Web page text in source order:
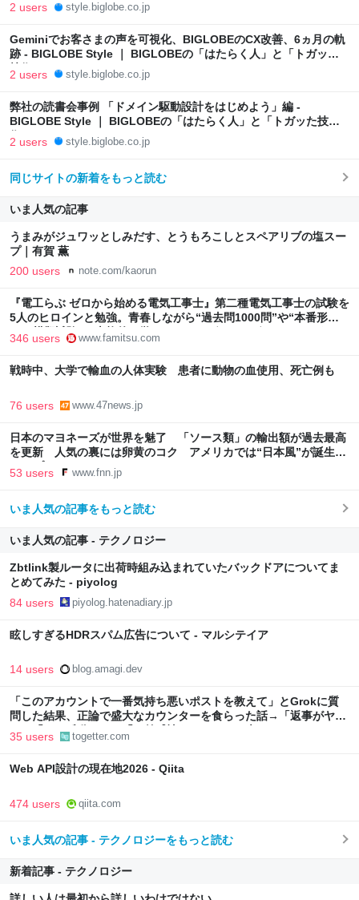
2 users style.biglobe.co.jp
Geminiでお客さまの声を可視化、BIGLOBEのCX改善、6ヵ月の軌
跡 - BIGLOBE Style ｜ BIGLOBEの「はたらく人」と「トガッた
技術」
2 users style.biglobe.co.jp
弊社の読書会事例 「ドメイン駆動設計をはじめよう」編 -
BIGLOBE Style ｜ BIGLOBEの「はたらく人」と「トガッた技
術」
2 users style.biglobe.co.jp
同じサイトの新着をもっと読む
いま人気の記事
うまみがジュワッとしみだす、とうもろこしとスペアリブの塩スー
プ｜有賀 薫
200 users note.com/kaorun
『電工らぶ ゼロから始める電気工事士』第二種電気工事士の試験を
5人のヒロインと勉強。青春しながら“過去問1000問”や“本番形式
CBT模擬試験”で本格的に学べるノベルゲーム | ゲーム・エンタメ
最新情報のファミ通.com
346 users www.famitsu.com
戦時中、大学で輸血の人体実験 患者に動物の血使用、死亡例も
76 users www.47news.jp
日本のマヨネーズが世界を魅了 「ソース類」の輸出額が過去最高
を更新 人気の裏には卵黄のコク アメリカでは“日本風”が誕生｜
FNNプライムオンライン
53 users www.fnn.jp
いま人気の記事をもっと読む
いま人気の記事 - テクノロジー
Zbtlink製ルータに出荷時組み込まれていたバックドアについてま
とめてみた - piyolog
84 users piyolog.hatenadiary.jp
眩しすぎるHDRスパム広告について - マルシテイア
14 users blog.amagi.dev
「このアカウントで一番気持ち悪いポストを教えて」とGrokに質
問した結果、正論で盛大なカウンターを食らった話→「返事がヤバ
い」「AIの反乱か？」「お前感情あるだろ」の声も
35 users togetter.com
Web API設計の現在地2026 - Qiita
474 users qiita.com
いま人気の記事 - テクノロジーをもっと読む
新着記事 - テクノロジー